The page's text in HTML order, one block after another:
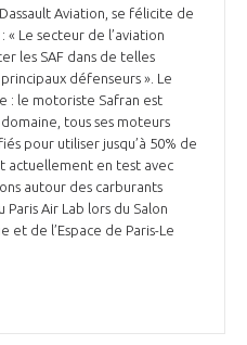
Aviation, se félicite de
Le secteur de l’aviation
les SAF dans de telles
défenseurs ». Le
: le motoriste Safran est
tous ses moteurs
pour utiliser jusqu’à 50% de
actuellement en test avec
autour des carburants
Air Lab lors du Salon
et de l’Espace de Paris-Le